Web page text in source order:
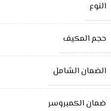
النوع
حجم المكيف
الضمان الشامل
ضمان الكمبروسر